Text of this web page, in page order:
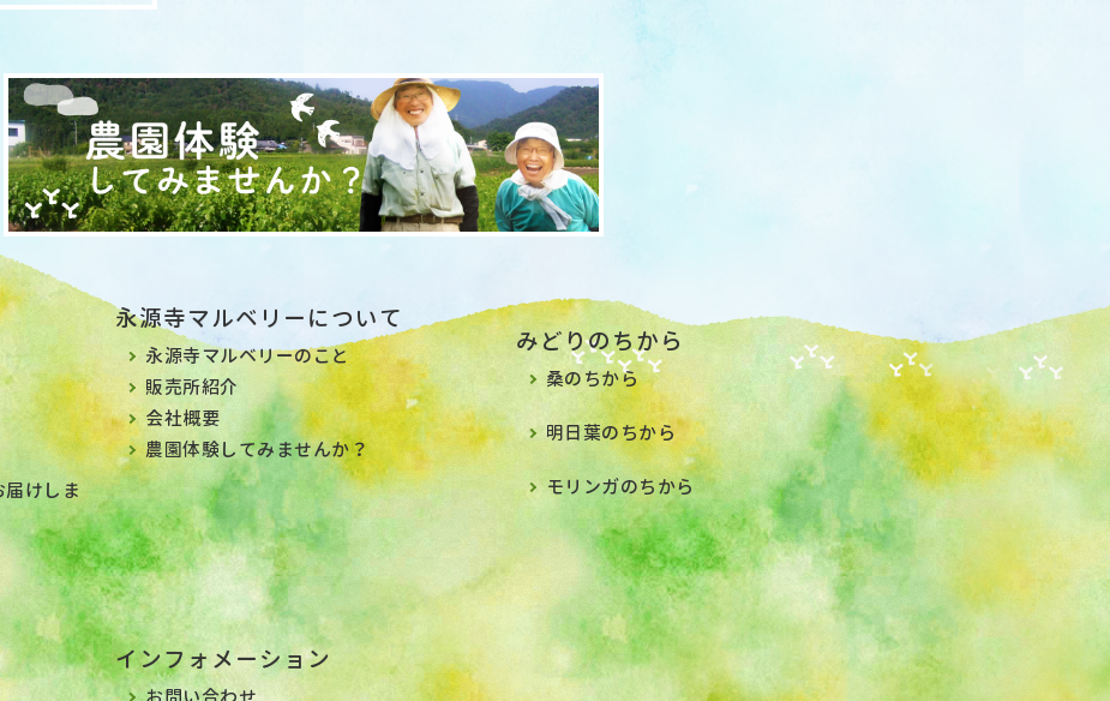
けしま
永源寺マルベリーについて
永源寺マルベリーのこと
販売所紹介
会社概要
農園体験してみませんか？
みどりのちから
桑のちから
明日葉のちから
モリンガのちから
インフォメーション